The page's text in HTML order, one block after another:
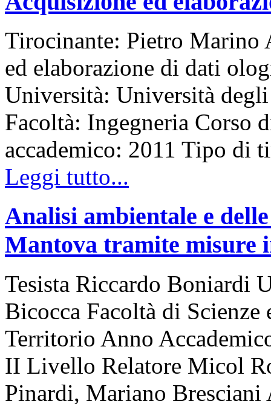
Tirocinante: Pietro
ed elaborazione di dati
Università: Università
Facoltà: Ingegneria Corso
accademico: 2011 Tipo
Leggi tutto...
Analisi ambientale e
Mantova tramite misure
Tesista Riccardo Boniardi
Bicocca Facoltà di
Territorio Anno
II Livello Relatore Micol
Pinardi, Mariano